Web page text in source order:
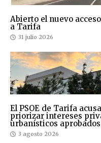
Abierto el nuevo
a Tarifa
31 julio 2026
El PSOE de Tarifa
priorizar intereses
urbanísticos
3 agosto 2026